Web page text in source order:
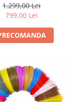
1.299,00 Lei
799,00 Lei